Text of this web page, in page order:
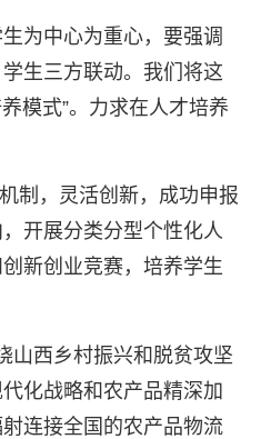
为中心为重心，要强调
生三方联动。我们将这
模式”。力求在人才培养
制，灵活创新，成功申报
开展分类分型个性化人
新创业竞赛，培养学生
山西乡村振兴和脱贫攻坚
化战略和农产品精深加
连接全国的农产品物流